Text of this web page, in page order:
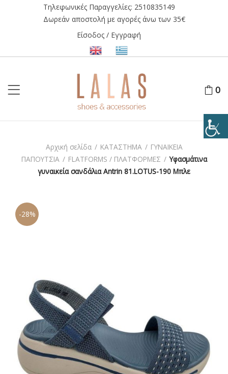
Τηλεφωνικές Παραγγελίες: 2510835149
Δωρεάν αποστολή με αγορές άνω των 35€
Είσοδος / Εγγραφή
0
Αρχική σελίδα / ΚΑΤΑΣΤΗΜΑ / ΓΥΝΑΙΚΕΙΑ
ΠΑΠΟΥΤΣΙΑ / FLATFORMS / ΠΛΑΤΦΟΡΜΕΣ / Υφασμάτινα
γυναικεία σανδάλια Antrin 81.LOTUS-190 Μπλε
-28%